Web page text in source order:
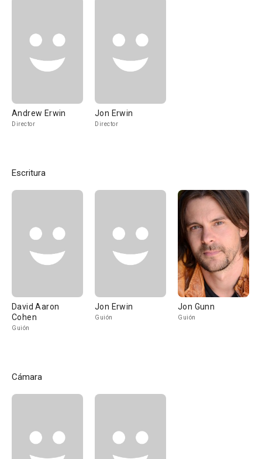
Andrew Erwin
Director
Jon Erwin
Director
Escritura
David Aaron
Cohen
Guión
Jon Erwin
Guión
Jon Gunn
Guión
Cámara